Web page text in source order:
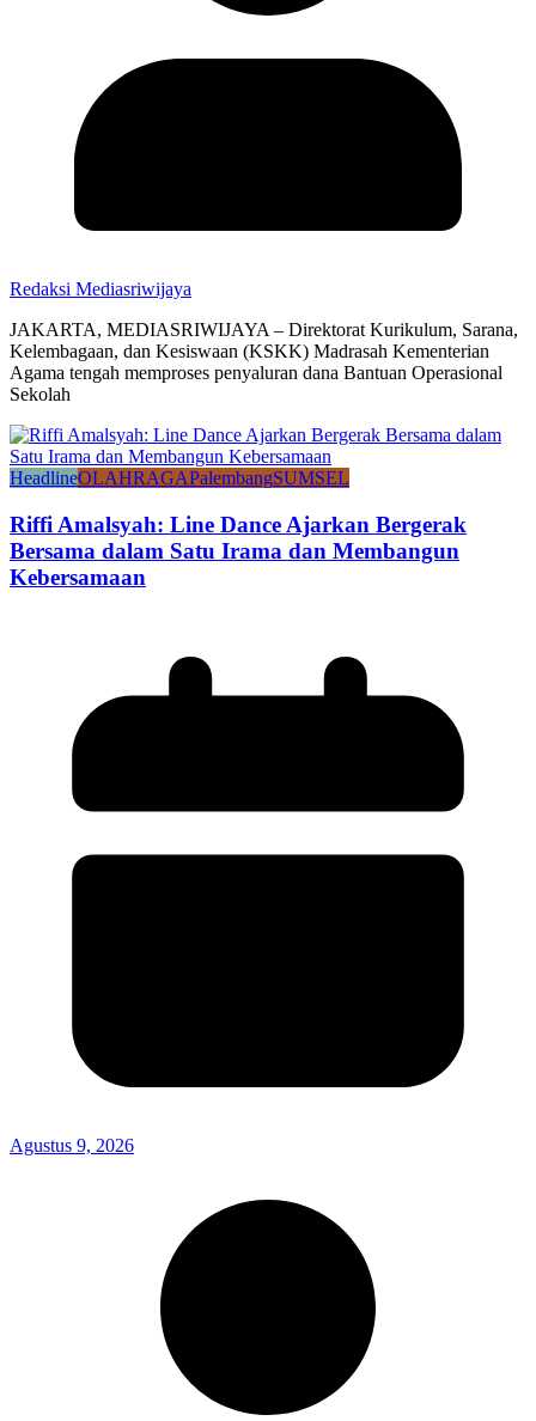
Redaksi Mediasriwijaya
JAKARTA, MEDIASRIWIJAYA – Direktorat Kurikulum, Sarana,
Kelembagaan, dan Kesiswaan (KSKK) Madrasah Kementerian
Agama tengah memproses penyaluran dana Bantuan Operasional
Sekolah
HeadlineOLAHRAGAPalembangSUMSEL
Riffi Amalsyah: Line Dance Ajarkan Bergerak
Bersama dalam Satu Irama dan Membangun
Kebersamaan
Agustus 9, 2026